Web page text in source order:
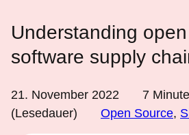
Understanding
software supply
21. November 2022 7
(Lesedauer)
Open Source,